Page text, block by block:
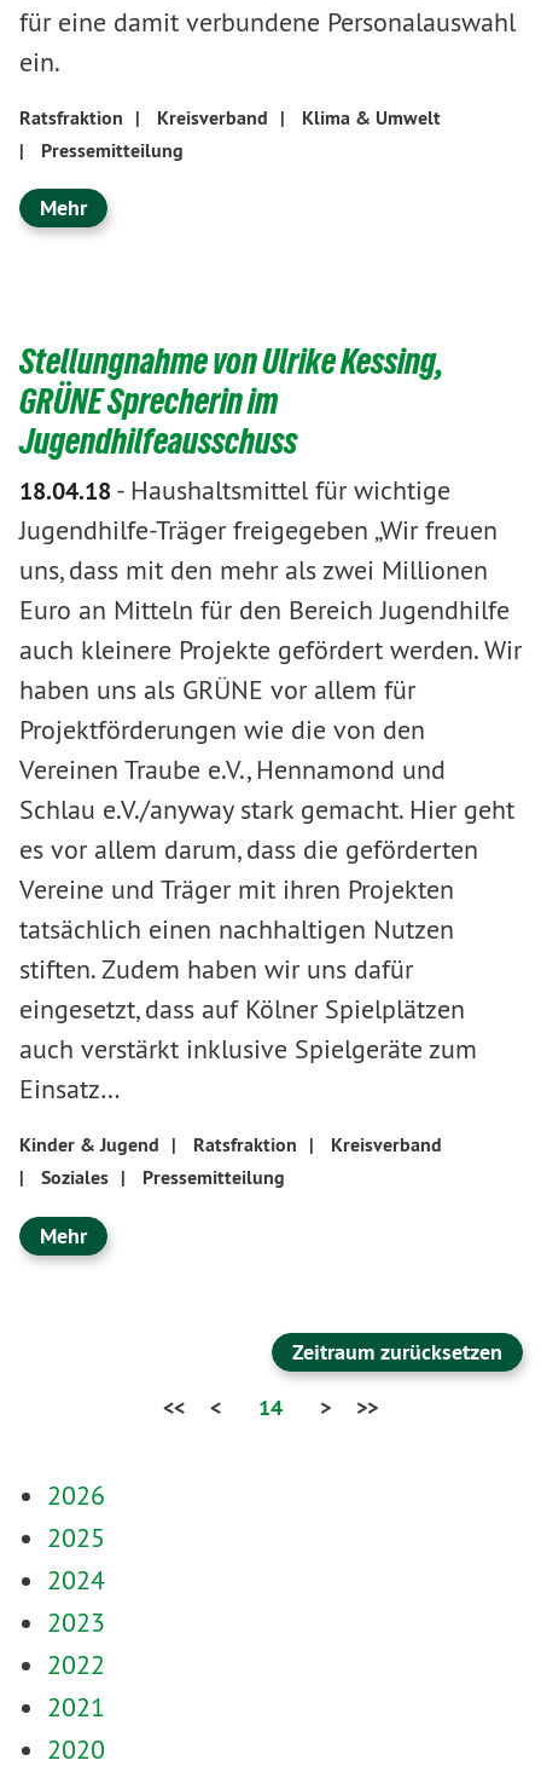
für eine damit verbundene Personalauswahl
ein.
Ratsfraktion | Kreisverband |
Klima & Umwelt
|
Pressemitteilung
Mehr
Stellungnahme von Ulrike Kessing,
GRÜNE Sprecherin im
Jugendhilfeausschuss
18.04.18- Haushaltsmittel für wichtige
Jugendhilfe-Träger freigegeben „Wir freuen
uns, dass mit den mehr als zwei Millionen
Euro an Mitteln für den Bereich Jugendhilfe
auch kleinere Projekte gefördert werden. Wir
haben uns als GRÜNE vor allem für
Projektförderungen wie die von den
Vereinen Traube e.V., Hennamond und
Schlau e.V./anyway stark gemacht. Hier geht
es vor allem darum, dass die geförderten
Vereine und Träger mit ihren Projekten
tatsächlich einen nachhaltigen Nutzen
stiften. Zudem haben wir uns dafür
eingesetzt, dass auf Kölner Spielplätzen
auch verstärkt inklusive Spielgeräte zum
Einsatz…
Kinder & Jugend | Ratsfraktion |
Kreisverband
|
Soziales | Pressemitteilung
Mehr
Zeitraum zurücksetzen
<<
< 14 > >>
2026
2025
2024
2023
2022
2021
2020